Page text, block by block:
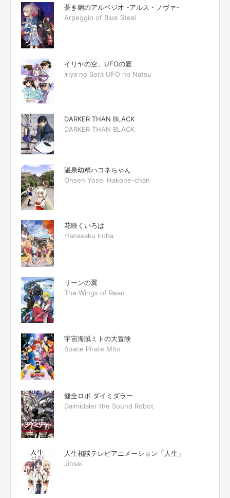
蒼き鋼のアルペジオ -アルス・ノヴァ-
Arpeggio of Blue Steel
イリヤの空、UFOの夏
Iriya no Sora UFO no Natsu
DARKER THAN BLACK
DARKER THAN BLACK
温泉幼精ハコネちゃん
Onsen Yosei Hakone-chan
花咲くいろは
Hanasaku Iroha
リーンの翼
The Wings of Rean
宇宙海賊ミトの大冒険
Space Pirate Mito
健全ロボ ダイミダラー
Daimidaler the Sound Robot
人生相談テレビアニメーション「人生」
Jinsei